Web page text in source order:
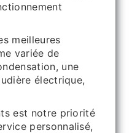
meilleures
variée de
une
électrique,
est notre priorité
personnalisé,